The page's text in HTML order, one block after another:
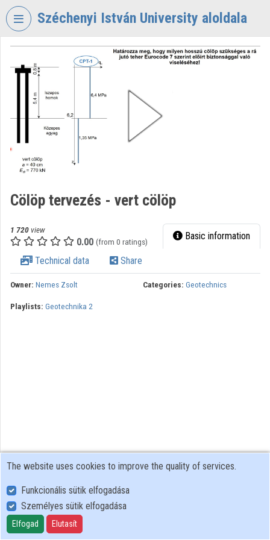
Skip header
Széchenyi István University aloldala
TORIUM
ISTVÁN
UNIVERSITY
Organization home
Log In
Organization playlists
Organizations
Cölöp tervezés - vert cölöp
1 720 view
0.00 (from 0 ratings) Basic information
Technical data Share
Owner: Nemes Zsolt Categories: Geotechnics
Playlists: Geotechnika 2
User Policy
Adatkezelési tájékoztató (en)
Cookie Policy
The website uses cookies to improve the quality of services.
Funkcionális sütik elfogadása
Személyes sütik elfogadása
Elfogad Elutasít